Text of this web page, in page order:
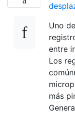
Uno
entre
Los
más